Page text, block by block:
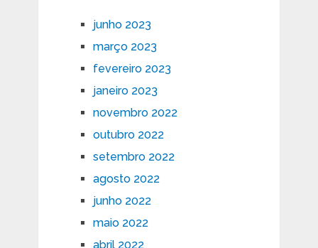
junho 2023
março 2023
fevereiro 2023
janeiro 2023
novembro 2022
outubro 2022
setembro 2022
agosto 2022
junho 2022
maio 2022
abril 2022